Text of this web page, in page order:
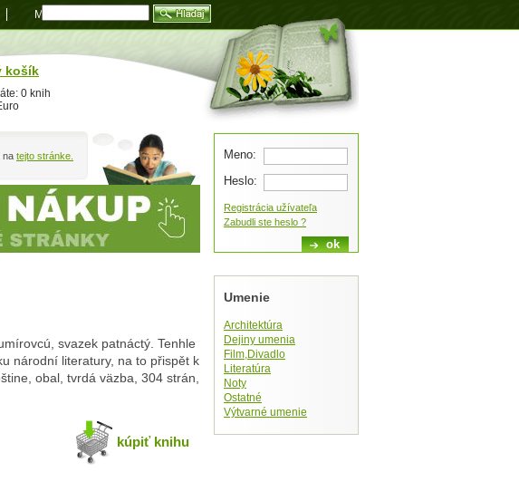
svazek patnáctý. Tenhle
národní literatury, na to přispět k
obal, tvrdá väzba, 304 strán,
kúpiť knihu
Umenie
Architektúra
Dejiny umenia
Film,Divadlo
Literatúra
Noty
Ostatné
Výtvarné umenie
na tejto stránke.
Meno:
Heslo:
Registrácia užívateľa
Zabudli ste heslo ?
košík
0 knih
Mapa